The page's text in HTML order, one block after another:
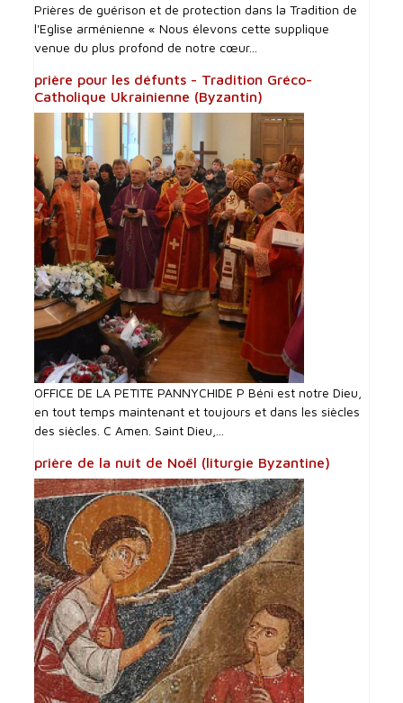
Prières de guérison et de protection dans la Tradition de
l'Eglise arménienne « Nous élevons cette supplique
venue du plus profond de notre cœur...
prière pour les défunts - Tradition Gréco-
Catholique Ukrainienne (Byzantin)
OFFICE DE LA PETITE PANNYCHIDE P Béni est notre Dieu,
en tout temps maintenant et toujours et dans les siècles
des siècles. C Amen. Saint Dieu,...
prière de la nuit de Noël (liturgie Byzantine)